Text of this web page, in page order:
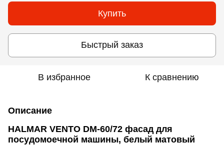
Купить
Быстрый заказ
В избранное К сравнению
Описание
HALMAR VENTO DM-60/72 фасад для
посудомоечной машины, белый матовый